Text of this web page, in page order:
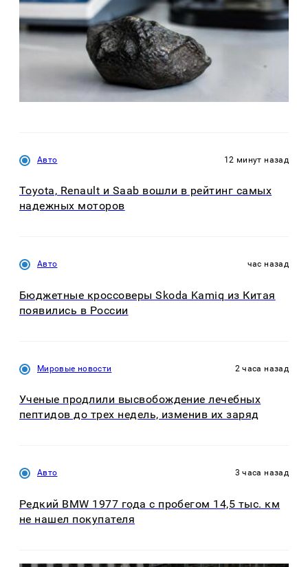
Авто 12 минут назад
Toyota, Renault и Saab вошли в рейтинг самых
надежных моторов
Авто час назад
Бюджетные кроссоверы Skoda Kamiq из Китая
появились в России
Мировые новости 2 часа назад
Ученые продлили высвобождение лечебных
пептидов до трех недель, изменив их заряд
Авто 3 часа назад
Редкий BMW 1977 года с пробегом 14,5 тыс. км
не нашел покупателя